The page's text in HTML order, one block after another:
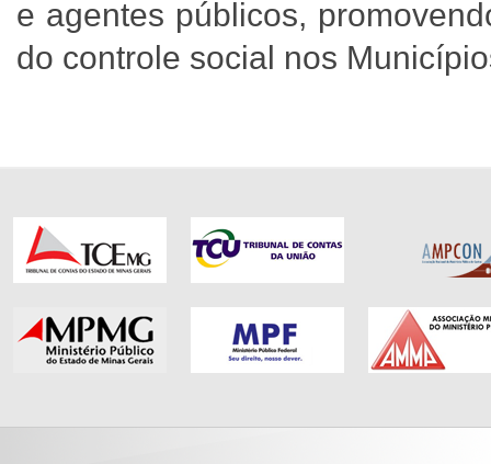
e agentes públicos,
do controle social nos